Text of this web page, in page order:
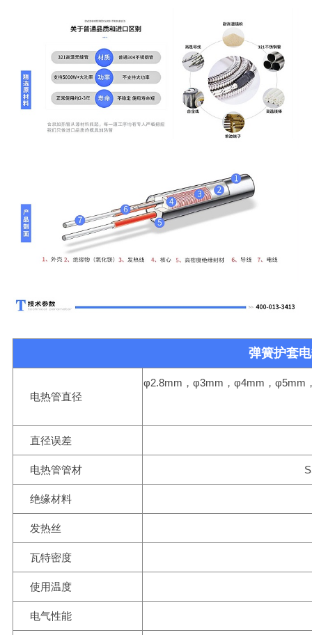
弹簧护套
电热管直径
φ2.8mm，φ3mm，φ4mm，φ5mm
直径误差
电热管管材
绝缘材料
发热丝
瓦特密度
使用温度
电气性能